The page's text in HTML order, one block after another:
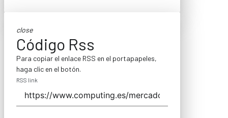
close
Código Rss
Para copiar el enlace RSS en el portapapeles,
haga clic en el botón.
RSS link